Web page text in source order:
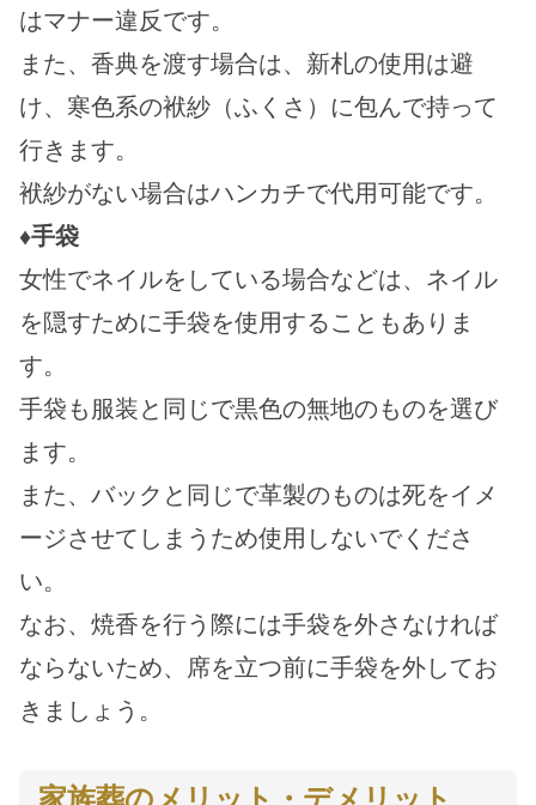
はマナー違反です。
また、香典を渡す場合は、新札の使用は避
け、寒色系の袱紗（ふくさ）に包んで持って
行きます。
袱紗がない場合はハンカチで代用可能です。
♦手袋
女性でネイルをしている場合などは、ネイル
を隠すために手袋を使用することもありま
す。
手袋も服装と同じで黒色の無地のものを選び
ます。
また、バックと同じで革製のものは死をイメ
ージさせてしまうため使用しないでくださ
い。
なお、焼香を行う際には手袋を外さなければ
ならないため、席を立つ前に手袋を外してお
きましょう。